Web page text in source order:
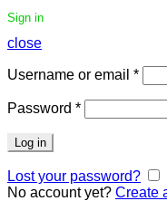
Sign in
close
Username or email *
Password *
Log in
Lost your password?
No account yet? Create